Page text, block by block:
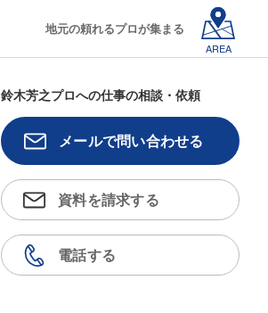
地元の頼れるプロが集まる
AREA
鈴木芳之プロへの仕事の相談・依頼
メールで問い合わせる
資料を請求する
電話する